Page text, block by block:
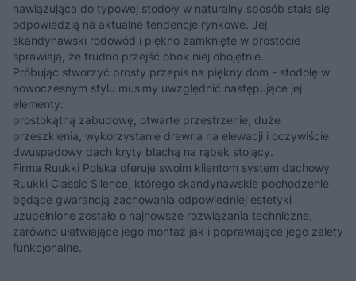
nawiązująca do typowej stodoły w naturalny sposób stała się
odpowiedzią na aktualne tendencje rynkowe. Jej
skandynawski rodowód i piękno zamknięte w prostocie
sprawiają, że trudno przejść obok niej obojętnie.
Próbując stworzyć prosty przepis na piękny dom - stodołę w
nowoczesnym stylu musimy uwzględnić następujące jej
elementy:
prostokątną zabudowę, otwarte przestrzenie, duże
przeszklenia, wykorzystanie drewna na elewacji i oczywiście
dwuspadowy dach kryty blachą na rąbek stojący.
Firma Ruukki Polska oferuje swoim klientom system dachowy
Ruukki Classic Silence, którego skandynawskie pochodzenie
będące gwarancją zachowania odpowiedniej estetyki
uzupełnione zostało o najnowsze rozwiązania techniczne,
zarówno ułatwiające jego montaż jak i poprawiające jego zalety
funkcjonalne.